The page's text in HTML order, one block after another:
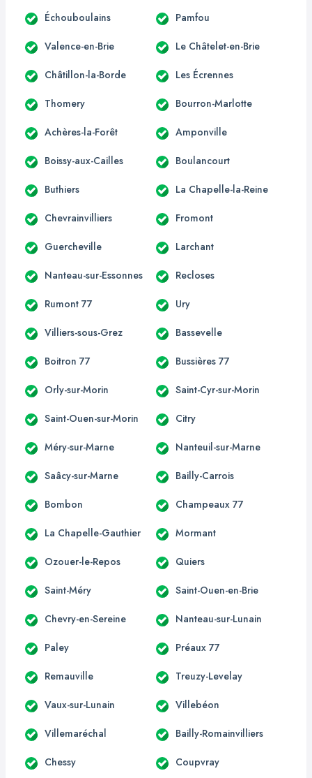
Échouboulains Pamfou
Valence-en-Brie Le Châtelet-en-Brie
Châtillon-la-Borde Les Écrennes
Thomery Bourron-Marlotte
Achères-la-Forêt Amponville
Boissy-aux-Cailles Boulancourt
Buthiers La Chapelle-la-Reine
Chevrainvilliers Fromont
Guercheville Larchant
Nanteau-sur-Essonnes Recloses
Rumont 77 Ury
Villiers-sous-Grez Bassevelle
Boitron 77 Bussières 77
Orly-sur-Morin Saint-Cyr-sur-Morin
Saint-Ouen-sur-Morin Citry
Méry-sur-Marne Nanteuil-sur-Marne
Saâcy-sur-Marne Bailly-Carrois
Bombon Champeaux 77
La Chapelle-Gauthier Mormant
Ozouer-le-Repos Quiers
Saint-Méry Saint-Ouen-en-Brie
Chevry-en-Sereine Nanteau-sur-Lunain
Paley Préaux 77
Remauville Treuzy-Levelay
Vaux-sur-Lunain Villebéon
Villemaréchal Bailly-Romainvilliers
Chessy Coupvray